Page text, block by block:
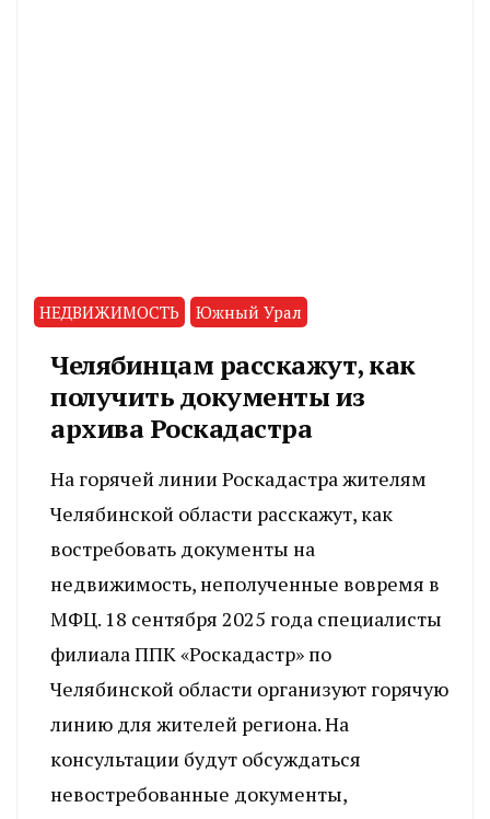
НЕДВИЖИМОСТЬ Южный Урал
Челябинцам расскажут, как
получить документы из
архива Роскадастра
На горячей линии Роскадастра жителям
Челябинской области расскажут, как
востребовать документы на
недвижимость, неполученные вовремя в
МФЦ. 18 сентября 2025 года специалисты
филиала ППК «Роскадастр» по
Челябинской области организуют горячую
линию для жителей региона. На
консультации будут обсуждаться
невостребованные документы,